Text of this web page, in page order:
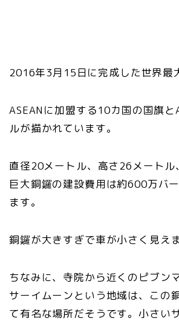
2016年3月15日に完成した世界最
ASEANに加盟する10カ国の国旗と
ルが描かれています。
直径20メートル、高さ26メートル
巨大銅鑼の建設費用は約600万バ
ます。
銅鑼が大きすぎで車が小さく見えま
ちなみに、寺院から近くのピブン
サーイムーンという地域は、この
て有名な場所だそうです。小さい